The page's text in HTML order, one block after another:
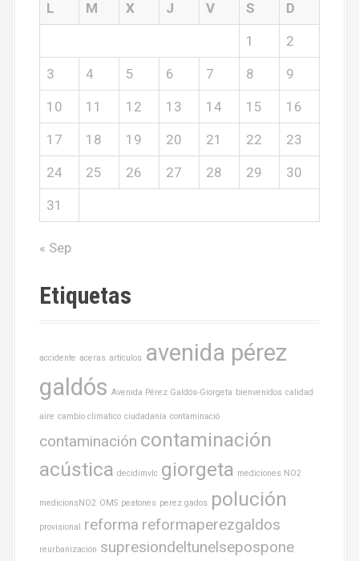
L M X J V S D
1 2
3 4 5 6 7 8 9
10 11 12 13 14 15 16
17 18 19 20 21 22 23
24 25 26 27 28 29 30
31
« Sep
Etiquetas
accidente aceras artículos avenida pérez
galdós Avenida Pérez Galdós-Giorgeta bienvenidos calidad
aire cambio climatico ciudadanía contaminació
contaminación contaminación
acústica decidimvlc giorgeta mediciones NO2
medicionsNO2 OMS peatones perez gados polución
provisional reforma reformaperezgaldos
reurbanización supresiondeltunelsepospone